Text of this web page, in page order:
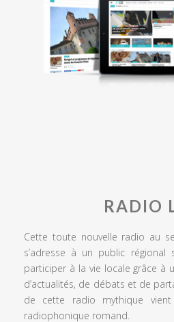
RADIO
Cette toute nouvelle radio au
s’adresse à un public régional
participer à la vie locale grâce à
d’actualités, de débats et de
de cette radio mythique
radiophonique romand.